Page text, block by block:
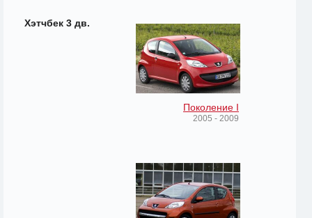
Хэтчбек 3 дв.
Поколение I
2005 - 2009